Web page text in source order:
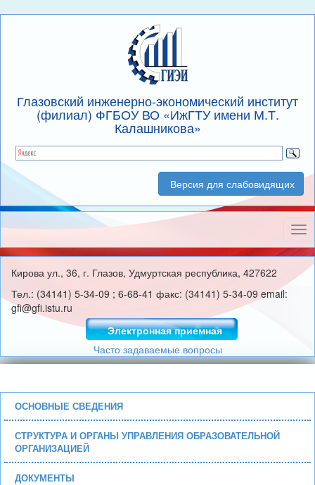
Глазовский инженерно-экономический институт
(филиал) ФГБОУ ВО «ИжГТУ имени М.Т.
Калашникова»
Версия для слабовидящих
Кирова ул., 36, г. Глазов, Удмуртская республика, 427622
Тел.: (34141) 5-34-09 ; 6-68-41 факс: (34141) 5-34-09 email:
gfi@gfi.istu.ru
Электронная приемная
Часто задаваемые вопросы
ОСНОВНЫЕ СВЕДЕНИЯ
СТРУКТУРА И ОРГАНЫ УПРАВЛЕНИЯ ОБРАЗОВАТЕЛЬНОЙ
ОРГАНИЗАЦИЕЙ
ДОКУМЕНТЫ